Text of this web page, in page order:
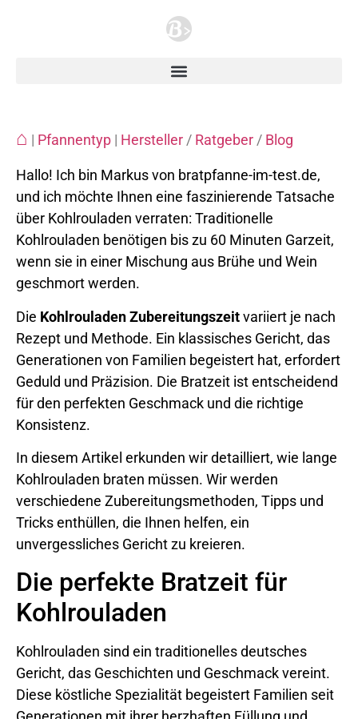
⌂ | Pfannentyp | Hersteller / Ratgeber / Blog
Hallo! Ich bin Markus von bratpfanne-im-test.de,
und ich möchte Ihnen eine faszinierende Tatsache
über Kohlrouladen verraten: Traditionelle
Kohlrouladen benötigen bis zu 60 Minuten Garzeit,
wenn sie in einer Mischung aus Brühe und Wein
geschmort werden.
Die Kohlrouladen Zubereitungszeitvariiert je nach
Rezept und Methode. Ein klassisches Gericht, das
Generationen von Familien begeistert hat, erfordert
Geduld und Präzision. Die Bratzeit ist entscheidend
für den perfekten Geschmack und die richtige
Konsistenz.
In diesem Artikel erkunden wir detailliert, wie lange
Kohlrouladen braten müssen. Wir werden
verschiedene Zubereitungsmethoden, Tipps und
Tricks enthüllen, die Ihnen helfen, ein
unvergessliches Gericht zu kreieren.
Die perfekte Bratzeit für
Kohlrouladen
Kohlrouladen sind ein traditionelles deutsches
Gericht, das Geschichten und Geschmack vereint.
Diese köstliche Spezialität begeistert Familien seit